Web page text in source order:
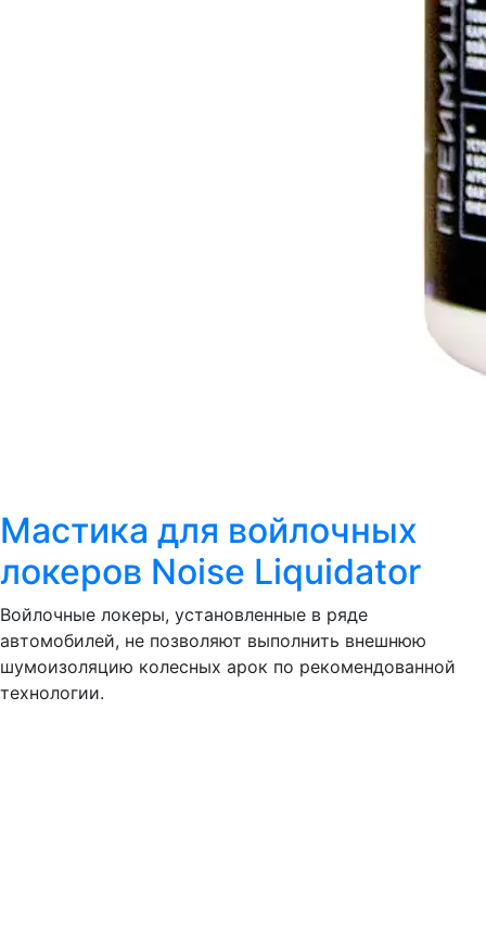
Мастика для войлочных
локеров Noise Liquidator
Войлочные локеры, установленные в ряде
автомобилей, не позволяют выполнить внешнюю
шумоизоляцию колесных арок по рекомендованной
технологии.